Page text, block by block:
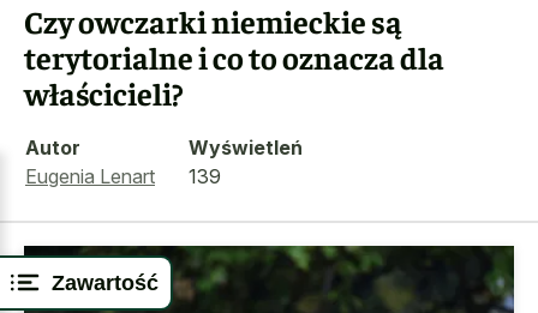
Zawartość
Czy owczarki niemieckie są
terytorialne i co to oznacza dla
właścicieli?
Autor
Eugenia Lenart
Wyświetleń
139